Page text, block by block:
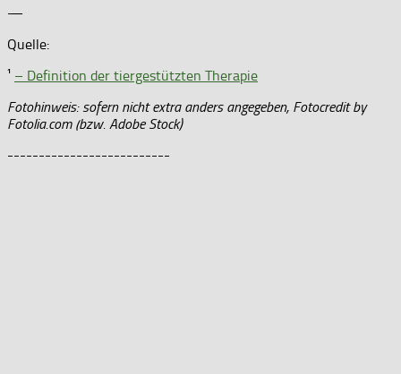
—
Quelle:
¹ – Definition der tiergestützten Therapie
Fotohinweis: sofern nicht extra anders angegeben, Fotocredit by
Fotolia.com (bzw. Adobe Stock)
--------------------------